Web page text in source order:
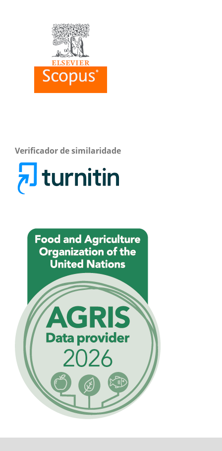
Verificador de similaridade